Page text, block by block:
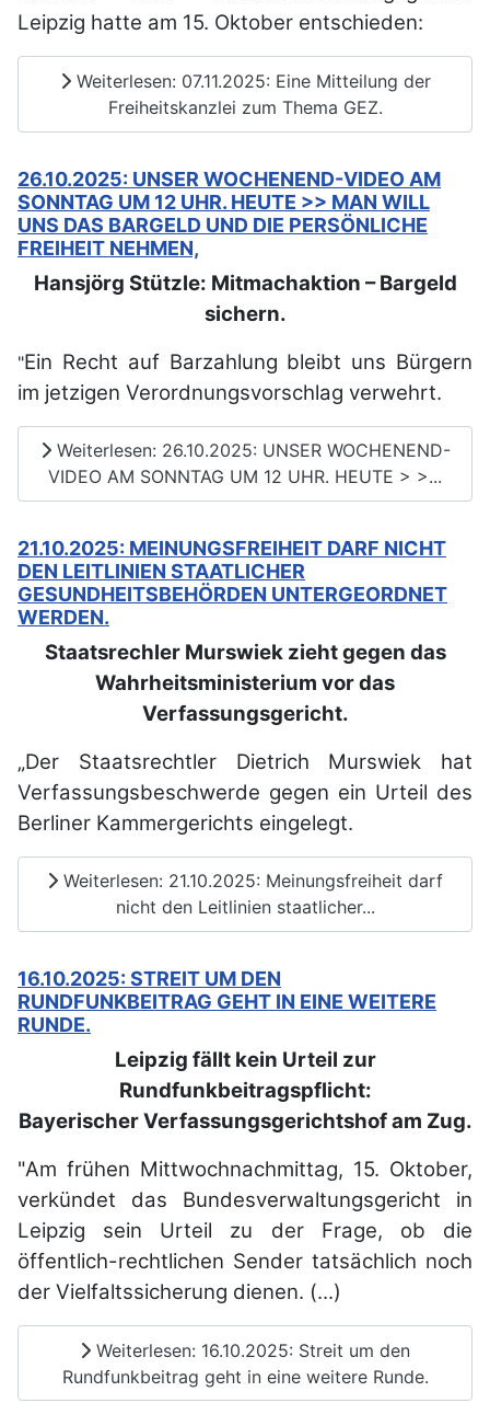
Leipzig hatte am 15. Oktober entschieden:
Weiterlesen: 07.11.2025: Eine Mitteilung der
Freiheitskanzlei zum Thema GEZ.
26.10.2025: UNSER WOCHENEND-VIDEO AM
SONNTAG UM 12 UHR. HEUTE >> MAN WILL
UNS DAS BARGELD UND DIE PERSÖNLICHE
FREIHEIT NEHMEN,
Hansjörg Stützle: Mitmachaktion – Bargeld
sichern.
"Ein Recht auf Barzahlung bleibt uns Bürgern
im jetzigen Verordnungsvorschlag verwehrt.
Weiterlesen: 26.10.2025: UNSER WOCHENEND-
VIDEO AM SONNTAG UM 12 UHR. HEUTE > >...
21.10.2025: MEINUNGSFREIHEIT DARF NICHT
DEN LEITLINIEN STAATLICHER
GESUNDHEITSBEHÖRDEN UNTERGEORDNET
WERDEN.
Staatsrechler Murswiek zieht gegen das
Wahrheitsministerium vor das
Verfassungsgericht.
„Der Staatsrechtler Dietrich Murswiek hat
Verfassungsbeschwerde gegen ein Urteil des
Berliner Kammergerichts eingelegt.
Weiterlesen: 21.10.2025: Meinungsfreiheit darf
nicht den Leitlinien staatlicher...
16.10.2025: STREIT UM DEN
RUNDFUNKBEITRAG GEHT IN EINE WEITERE
RUNDE.
Leipzig fällt kein Urteil zur
Rundfunkbeitragspflicht:
Bayerischer Verfassungsgerichtshof am Zug.
"Am frühen Mittwochnachmittag, 15. Oktober,
verkündet das Bundesverwaltungsgericht in
Leipzig sein Urteil zu der Frage, ob die
öffentlich-rechtlichen Sender tatsächlich noch
der Vielfaltssicherung dienen. (...)
Weiterlesen: 16.10.2025: Streit um den
Rundfunkbeitrag geht in eine weitere Runde.